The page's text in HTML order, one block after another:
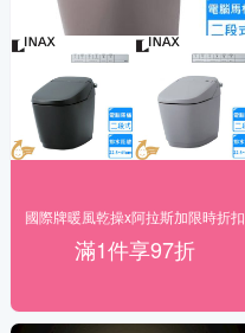
國際牌暖風乾操x阿拉斯加限時折扣
滿1件享97折